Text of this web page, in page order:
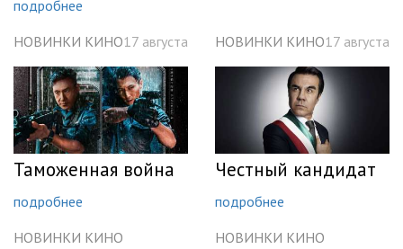
подробнее
НОВИНКИ КИНО17 августа
Таможенная война
подробнее
НОВИНКИ КИНО17 августа
Честный кандидат
подробнее
НОВИНКИ КИНО
НОВИНКИ КИНО